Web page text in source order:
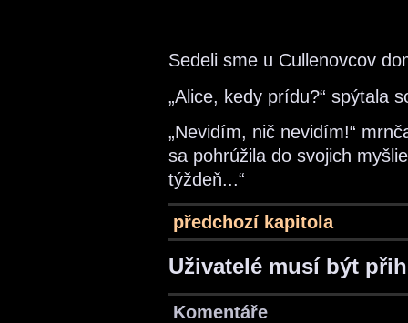
Sedeli sme u Cullenovcov
„Alice, kedy prídu?“ spýtala
„Nevidím, nič nevidím!“
sa pohrúžila do svojich
týždeň...“
předchozí kapitola
Uživatelé musí být
Komentáře